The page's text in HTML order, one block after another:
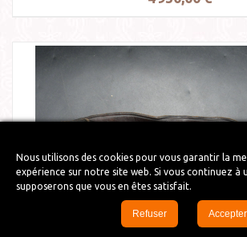
Nous utilisons des cookies pour vous garantir la
expérience sur notre site web. Si vous continuez à
supposerons que vous en êtes satisfait.
Refuser Accepter